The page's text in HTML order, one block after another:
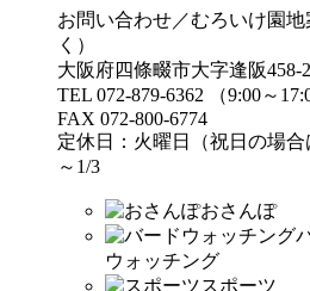
お問い合わせ／むろいけ園
く）
大阪府四條畷市大字逢阪458-2
TEL 072-879-6362 （9:00～
FAX 072-800-6774
定休日：火曜日（祝日の場
～1/3
おさんぽ
ウォッチング
スポーツ